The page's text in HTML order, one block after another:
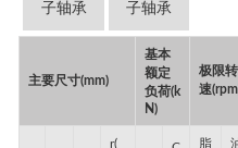
子轴承 子轴承
主要尺寸(mm)
基本
额定
负荷(k
N)
极限转
速
r(
脂